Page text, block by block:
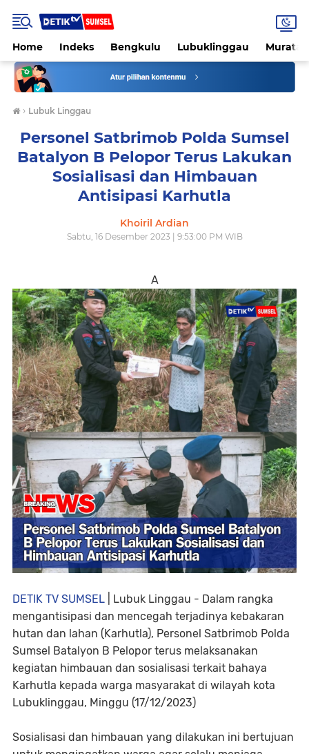
Home Indeks Bengkulu Lubuklinggau
› Lubuk Linggau
Personel Satbrimob Polda Sumsel
Batalyon B Pelopor Terus Lakukan
Sosialisasi dan Himbauan
Antisipasi Karhutla
Khoiril Ardian
Sabtu, 16 Desember 2023 | 9:53:00 PM WIB
A
DETIK TV SUMSEL | Lubuk Linggau - Dalam rangka
mengantisipasi dan mencegah terjadinya kebakaran
hutan dan lahan (Karhutla), Personel Satbrimob Polda
Sumsel Batalyon B Pelopor terus melaksanakan
kegiatan himbauan dan sosialisasi terkait bahaya
Karhutla kepada warga masyarakat di wilayah kota
Lubuklinggau, Minggu (17/12/2023)
Sosialisasi dan himbauan yang dilakukan ini bertujuan